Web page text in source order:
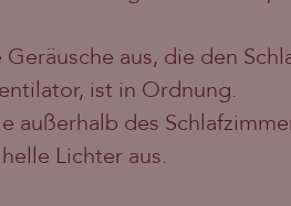
aus, die den
ist in Ordnung.
außerhalb des
Lichter aus.